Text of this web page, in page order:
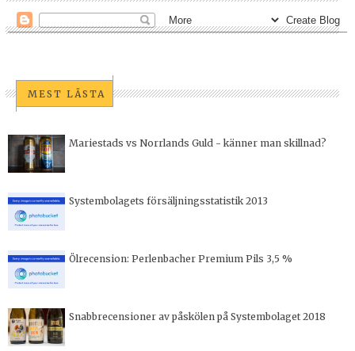
MEST LÄSTA
Mariestads vs Norrlands Guld - känner man skillnad?
Systembolagets försäljningsstatistik 2013
Ölrecension: Perlenbacher Premium Pils 3,5 %
Snabbrecensioner av påskölen på Systembolaget 2018